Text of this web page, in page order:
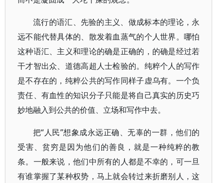
流行的语汇、先验的主义、做成标本的理论，永
远不能代替具体的、散发着血蒸气的个人世界。哪怕
这种语汇、主义和理论的确是正确的，的确是经过若
干才智出众、道德高超人士检验的。纯粹个人的写作
是不存在的，纯粹公共的写作同样子虚乌有。一个负
责任、有血性的知识分子只能是将自己真实的历史巧
妙地融入到公共的价值、立场和写作中去。
把“人民”想象成永远正确、无辜的一群，他们的
受害、贫穷是因为他们的善良，就是一种纯粹的教
条。一般来说，他们中所有的人都是不幸的，可一旦
有谁掌握了某种权势，马上就会转过来折磨别人，这